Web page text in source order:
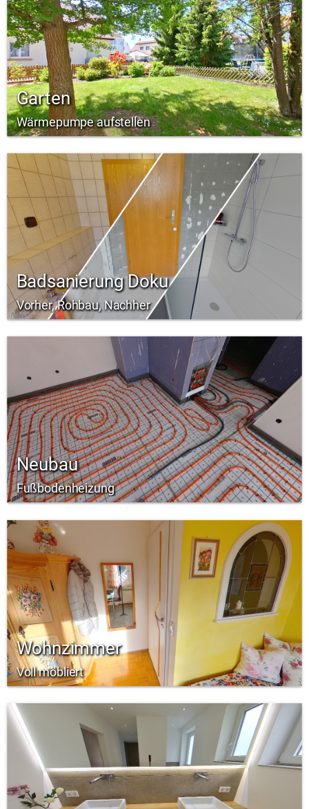
Garten
Wärmepumpe aufstellen
Badsanierung Doku
Vorher, Rohbau, Nachher
Neubau
Fußbodenheizung
Wohnzimmer
Voll möbliert